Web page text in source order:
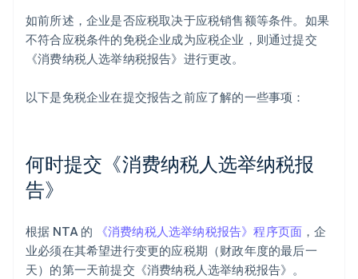
如前所述，企业是否应税取决于应税销售额等条件。如果
不符合应税条件的免税企业成为应税企业，则通过提交
《消费纳税人选举纳税报告》进行更改。
以下是免税企业在提交报告之前应了解的一些事项：
何时提交《消费纳税人选举纳税报
告》
根据 NTA 的 《消费纳税人选举纳税报告》程序页面 ，企
业必须在其希望进行变更的应税期（财政年度的最后一
天）的第一天前提交《消费纳税人选举纳税报告》。